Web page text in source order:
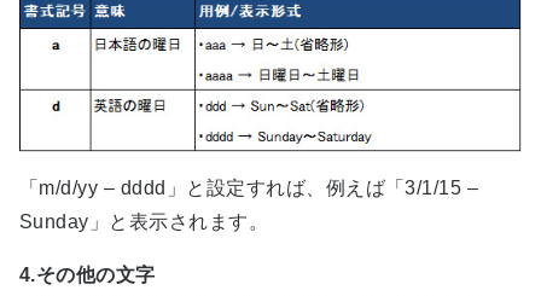
「m/d/yy – dddd」と設定すれば、例えば「3/1/15 –
Sunday」と表示されます。
4.その他の文字